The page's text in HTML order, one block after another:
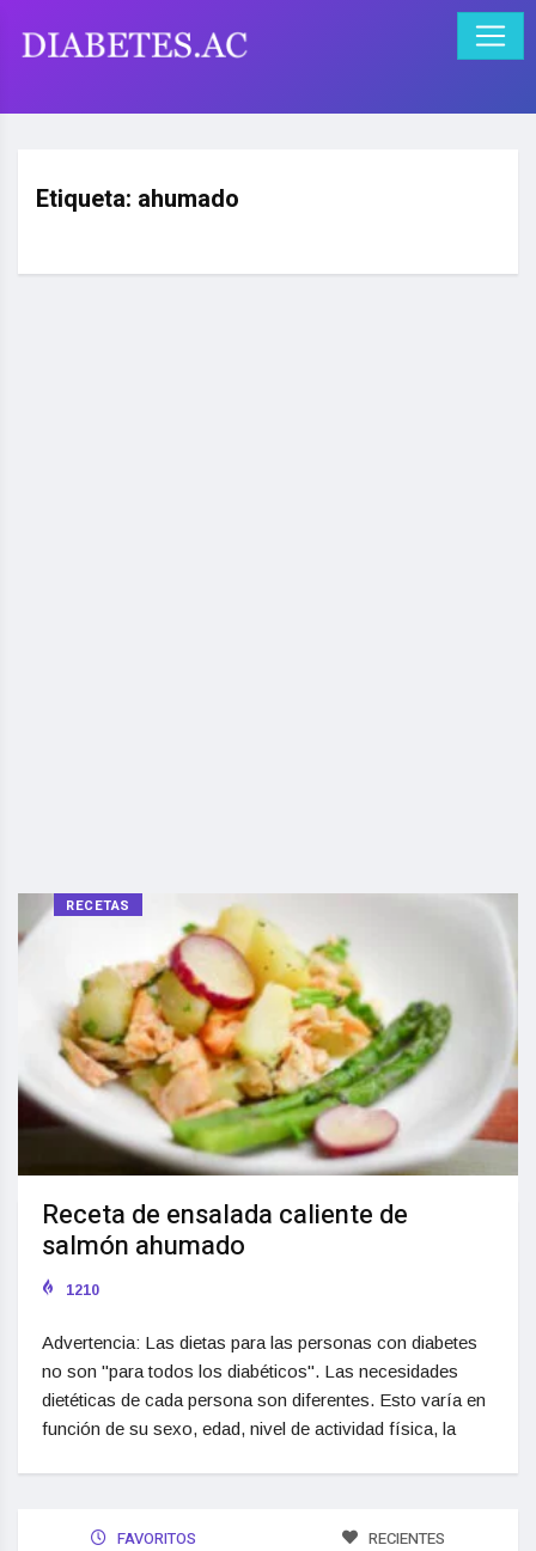
Etiqueta: ahumado
RECETAS
Receta de ensalada caliente de
salmón ahumado
1210
Advertencia: Las dietas para las personas con diabetes
no son "para todos los diabéticos". Las necesidades
dietéticas de cada persona son diferentes. Esto varía en
función de su sexo, edad, nivel de actividad física, la
FAVORITOS RECIENTES